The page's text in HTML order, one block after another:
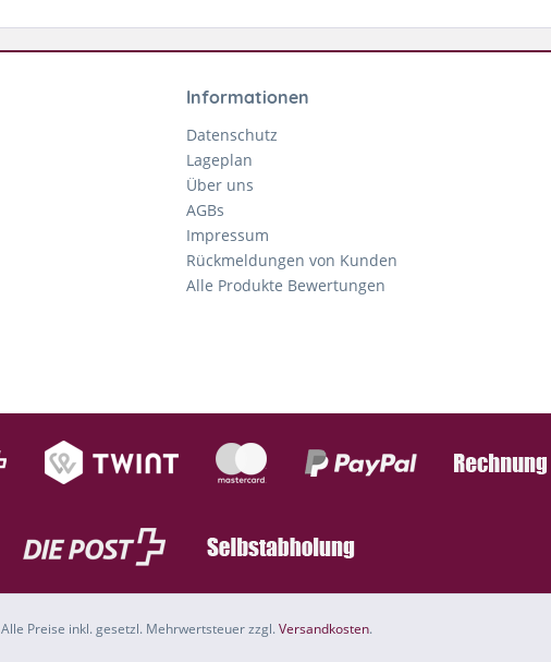
Informationen
Datenschutz
Lageplan
Über uns
AGBs
Impressum
Rückmeldungen von Kunden
Alle Produkte Bewertungen
Alle Preise inkl. gesetzl. Mehrwertsteuer zzgl.Versandkosten.